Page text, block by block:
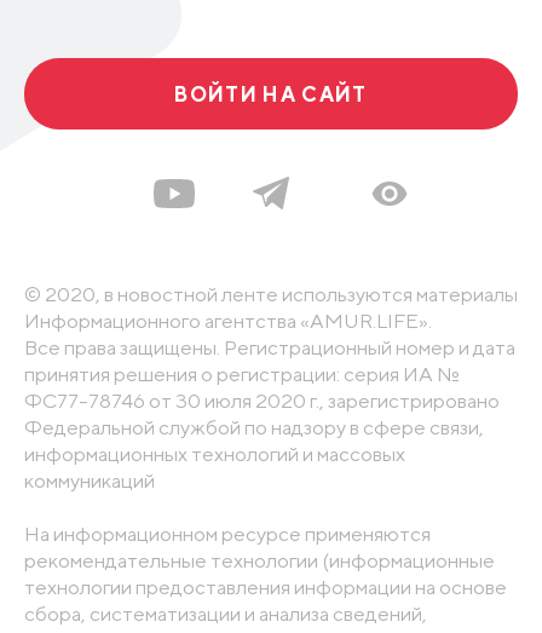
ВОЙТИ НА САЙТ
© 2020, в новостной ленте используются материалы
Информационного агентства «AMUR.LIFE».
Все права защищены. Регистрационный номер и дата
принятия решения о регистрации: серия ИА №
ФС77-78746 от 30 июля 2020 г., зарегистрировано
Федеральной службой по надзору в сфере связи,
информационных технологий и массовых
коммуникаций
На информационном ресурсе применяются
рекомендательные технологии (информационные
технологии предоставления информации на основе
сбора, систематизации и анализа сведений,